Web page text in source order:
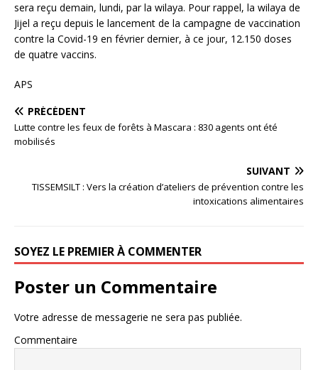
sera reçu demain, lundi, par la wilaya. Pour rappel, la wilaya de
Jijel a reçu depuis le lancement de la campagne de vaccination
contre la Covid-19 en février dernier, à ce jour, 12.150 doses
de quatre vaccins.
APS
PRÉCÉDENT
Lutte contre les feux de forêts à Mascara : 830 agents ont été
mobilisés
SUIVANT
TISSEMSILT : Vers la création d’ateliers de prévention contre les
intoxications alimentaires
SOYEZ LE PREMIER À COMMENTER
Poster un Commentaire
Votre adresse de messagerie ne sera pas publiée.
Commentaire